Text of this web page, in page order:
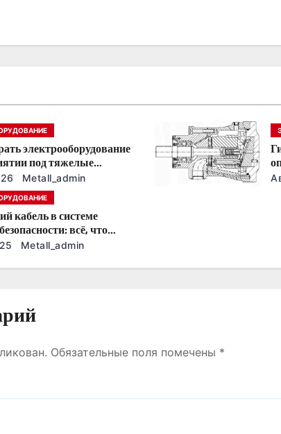
электрооборудование
под тяжелые
Metall_admin
кабель в системе
всё, что
Metall_admin
Обязательные поля помечены *